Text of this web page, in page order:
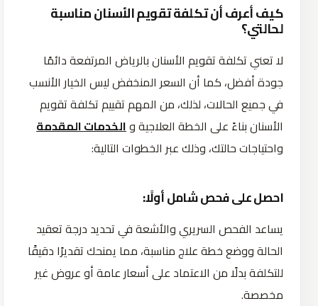
كيف أعرف أن تكلفة تقويم الأسنان مناسبة
لحالتي؟
لا تعني تكلفة تقويم الأسنان بالرياض المرتفعة دائمًا
جودة أفضل، كما أن السعر المنخفض ليس الخيار الأنسب
في جميع الحالات، لذلك، من المهم تقييم تكلفة تقويم
الأسنان بناءً على الخطة العلاجية والخدمات المقدمة
واحتياجات حالتك، وذلك عبر الخطوات التالية:
احصل على فحص شامل أولًا:
يساعد الفحص السريري والأشعة في تحديد درجة تعقيد
الحالة ووضع خطة علاج مناسبة، مما يمنحك تقديرًا دقيقًا
للتكلفة بدلًا من الاعتماد على أسعار عامة أو عروض غير
مخصصة.